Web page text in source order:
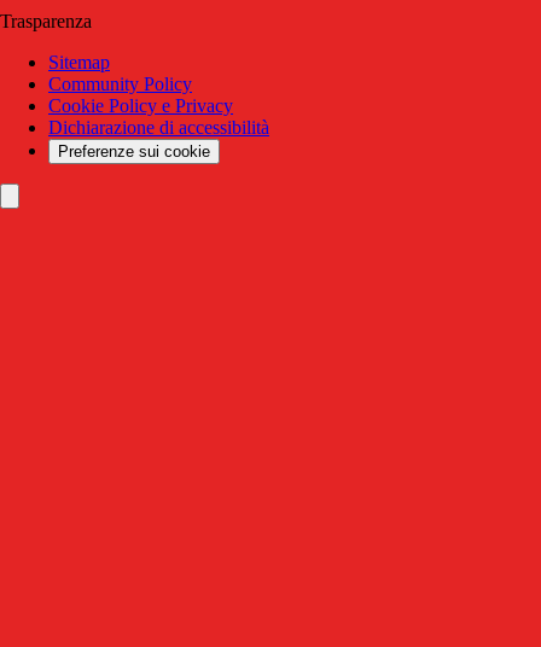
Trasparenza
Sitemap
Community Policy
Cookie Policy e Privacy
Dichiarazione di accessibilità
Preferenze sui cookie